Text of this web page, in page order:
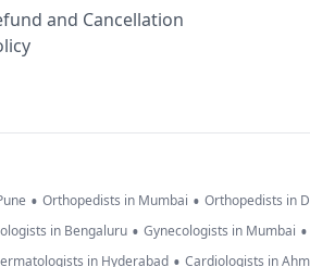
and Cancellation
• Orthopedists in Mumbai • Orthopedists in
in Bengaluru • Gynecologists in Mumbai •
in Hyderabad • Cardiologists in